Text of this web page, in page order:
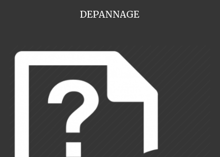
DEPANNAGE